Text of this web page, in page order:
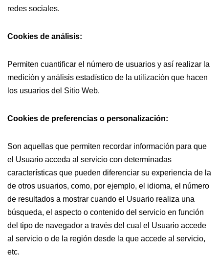
redes sociales.
Cookies de análisis:
Permiten cuantificar el número de usuarios y así realizar la
medición y análisis estadístico de la utilización que hacen
los usuarios del Sitio Web.
Cookies de preferencias o personalización:
Son aquellas que permiten recordar información para que
el Usuario acceda al servicio con determinadas
características que pueden diferenciar su experiencia de la
de otros usuarios, como, por ejemplo, el idioma, el número
de resultados a mostrar cuando el Usuario realiza una
búsqueda, el aspecto o contenido del servicio en función
del tipo de navegador a través del cual el Usuario accede
al servicio o de la región desde la que accede al servicio,
etc.